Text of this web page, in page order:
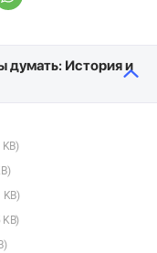
думать: История и
KB)